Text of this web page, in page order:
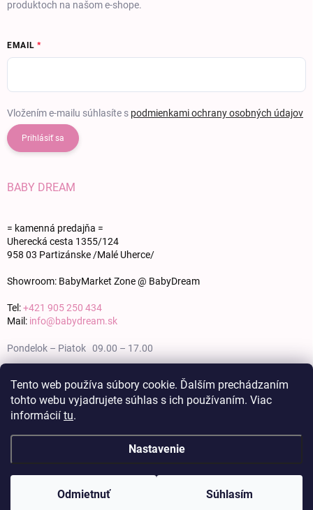
Tento web používa súbory cookie. Ďalším prechádzaním
tohto webu vyjadrujete súhlas s ich používaním. Viac
informácií tu.
Nastavenie
Odmietnuť Súhlasím
produktoch na našom e-shope.
EMAIL
Vložením e-mailu súhlasíte s podmienkami ochrany osobných údajov
Prihlásiť sa
BABY DREAM
= kamenná predajňa =
Uherecká cesta 1355/124
958 03 Partizánske /Malé Uherce/
Showroom: BabyMarket Zone @ BabyDream
Tel:+421 905 250 434
Mail: info@babydream.sk
Pondelok – Piatok 09.00 – 17.00
Nedeľa zatvorené
Copyright 2026BABY DREAM. Všetky práva vyhradené.Upraviť nastavenie